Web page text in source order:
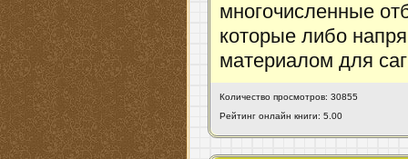
многочисленные
которые либо
материалом для
Количество просмотров: 30855
Рейтинг онлайн книги: 5.00